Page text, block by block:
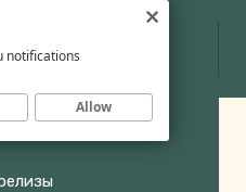
notifications
Allow